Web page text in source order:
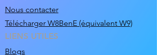
Nous contacter
LIENS UTILES
Blogs
Télécharger W8BenE (équivalent W9)